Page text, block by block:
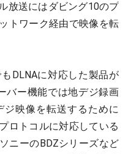
放送にはダビング10のプ
トワーク経由で映像を転
DLNAに対応した製品が
バー機能では地デジ録画
映像を転送するために
ロトコルに対応している
ニーのBDZシリーズなど